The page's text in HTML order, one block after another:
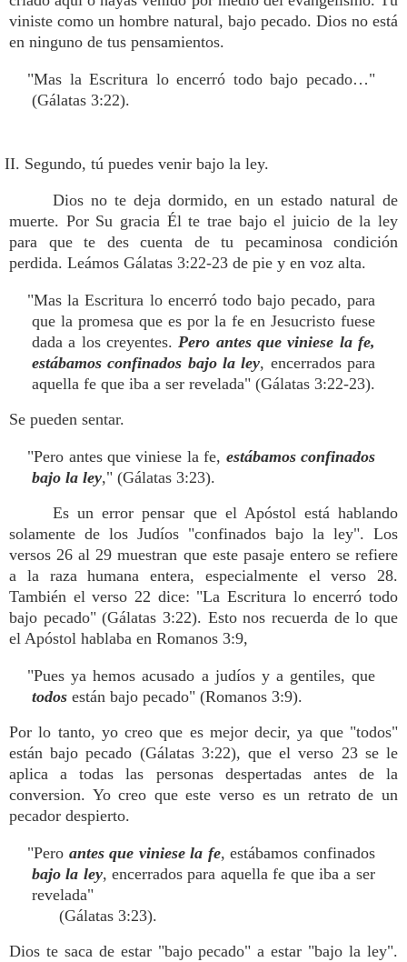
viniste como un hombre natural, bajo pecado. Dios no está
en ninguno de tus pensamientos.
"Mas la Escritura lo encerró todo bajo pecado…"
(Gálatas 3:22).
II. Segundo, tú puedes venir bajo la ley.
Dios no te deja dormido, en un estado natural de
muerte. Por Su gracia Él te trae bajo el juicio de la ley
para que te des cuenta de tu pecaminosa condición
perdida. Leámos Gálatas 3:22-23 de pie y en voz alta.
"Mas la Escritura lo encerró todo bajo pecado, para
que la promesa que es por la fe en Jesucristo fuese
dada a los creyentes.Pero antes que viniese la fe,
estábamos confinados bajo la ley, encerrados para
aquella fe que iba a ser revelada" (Gálatas 3:22-23).
Se pueden sentar.
"Pero antes que viniese la fe, estábamos confinados
bajo la ley," (Gálatas 3:23).
Es un error pensar que el Apóstol está hablando
solamente de los Judíos "confinados bajo la ley". Los
versos 26 al 29 muestran que este pasaje entero se refiere
a la raza humana entera, especialmente el verso 28.
También el verso 22 dice: "La Escritura lo encerró todo
bajo pecado" (Gálatas 3:22). Esto nos recuerda de lo que
el Apóstol hablaba en Romanos 3:9,
"Pues ya hemos acusado a judíos y a gentiles, que
todos están bajo pecado" (Romanos 3:9).
Por lo tanto, yo creo que es mejor decir, ya que "todos"
están bajo pecado (Gálatas 3:22), que el verso 23 se le
aplica a todas las personas despertadas antes de la
conversion. Yo creo que este verso es un retrato de un
pecador despierto.
"Pero antes que viniese la fe, estábamos confinados
bajo la ley, encerrados para aquella fe que iba a ser
revelada"
(Gálatas 3:23).
Dios te saca de estar "bajo pecado" a estar "bajo la ley".